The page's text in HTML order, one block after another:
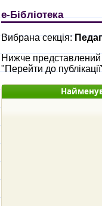
e-Бібліотека
Вибрана секція:
Нижче представлений
"Перейти до